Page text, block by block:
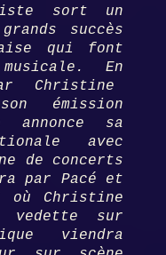
sort un
succès
qui font
En
Christine
émission
sa
avec
de concerts
par Pacé et
où Christine
vedette sur
viendra